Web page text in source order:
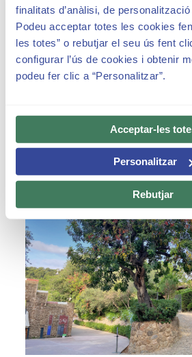
finalitats d’anàlisi, de
Podeu acceptar totes les cookies
les totes” o rebutjar el seu ús fent
configurar l’ús de cookies i obtenir
podeu fer clic a “Personalitzar”.
Acceptar-les
Personalitzar
Rebutjar